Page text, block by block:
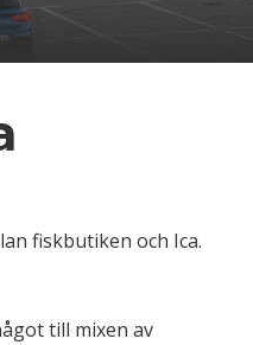
fiskbutiken och Ica.
till mixen av